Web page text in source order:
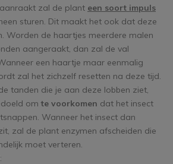
zal de plant een soort impuls
sturen. Dit maakt het ook dat deze
Worden de haartjes meerdere malen
aangeraakt, dan zal de val
een haartje maar eenmalig
zal het zichzelf resetten na deze tijd.
tanden die je aan deze lobben ziet,
om te voorkomen dat het insect
Wanneer het insect dan
zal de plant enzymen afscheiden die
moet verteren.
: